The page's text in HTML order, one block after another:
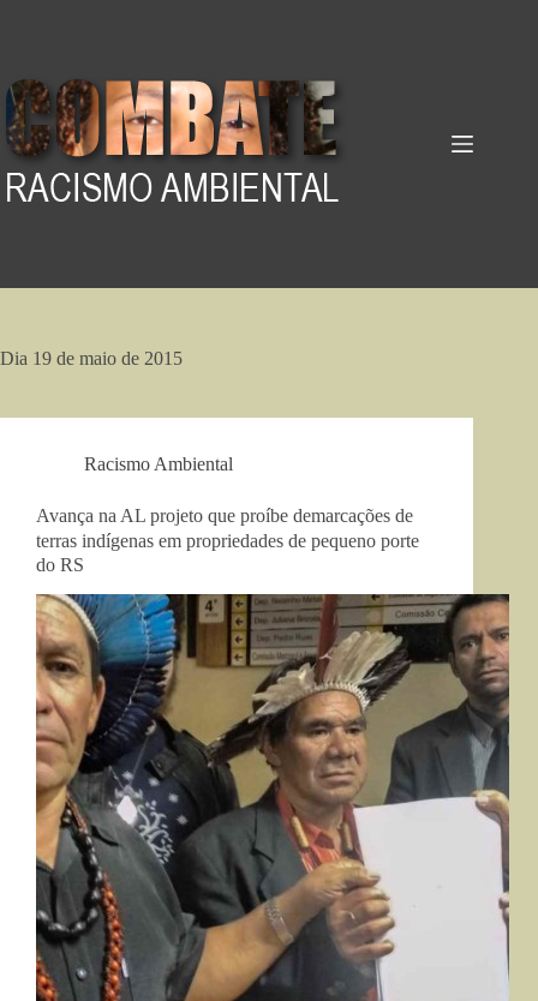
Dia 19 de maio de 2015
Racismo Ambiental
Avança na AL projeto que proíbe demarcações de
terras indígenas em propriedades de pequeno porte
do RS